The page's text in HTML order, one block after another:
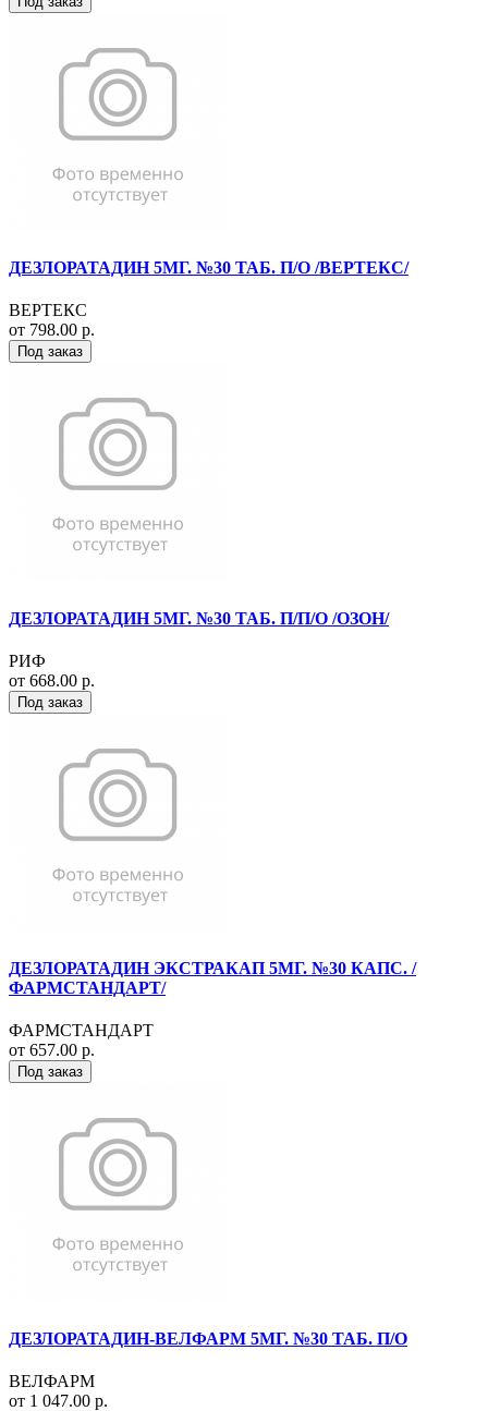
ДЕЗЛОРАТАДИН 5МГ. №30 ТАБ. П/О /ВЕРТЕКС/
ВЕРТЕКС
от 798.00 р.
Под заказ
ДЕЗЛОРАТАДИН 5МГ. №30 ТАБ. П/П/О /ОЗОН/
РИФ
от 668.00 р.
Под заказ
ДЕЗЛОРАТАДИН ЭКСТРАКАП 5МГ. №30 КАПС. /
ФАРМСТАНДАРТ/
ФАРМСТАНДАРТ
от 657.00 р.
Под заказ
ДЕЗЛОРАТАДИН-ВЕЛФАРМ 5МГ. №30 ТАБ. П/О
ВЕЛФАРМ
от 1 047.00 р.